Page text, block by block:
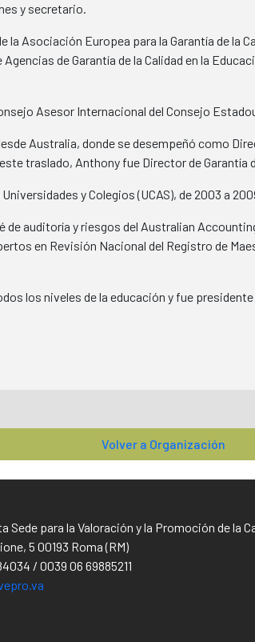
y secretario.
Asociación Europea para la Garantía de la
de Garantía de la Calidad en la
Asesor Internacional del Consejo
Australia, donde se desempeñó como
traslado, Anthony fue Director de Garantía
y Colegios (UCAS), de 2003 a
auditoría y riesgos del Australian
en Revisión Nacional del Registro de
los niveles de la educación y fue
Volver a Organización
Sede para la Valoración y la Promoción de la
5 00193 Roma (RM)
/ 0039 06 69885211